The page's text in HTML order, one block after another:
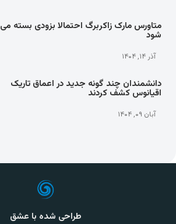
متاورس مارک زاکربرگ احتمالا بزودی بسته می
شود
آذر ۱۴, ۱۴۰۴
دانشمندان چند گونه جدید در اعماق تاریک
اقیانوس کشف کردند
آبان ۰۹, ۱۴۰۴
طراحی شده با عشق